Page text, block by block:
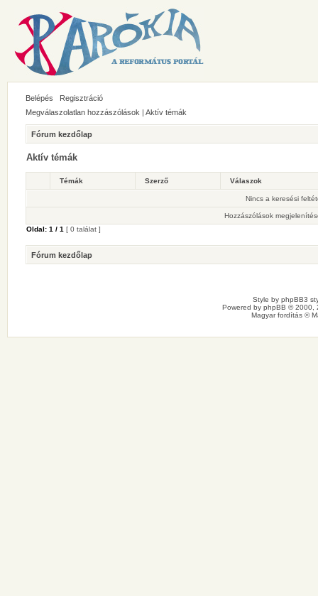
Belépés
Regisztráció
Megválaszolatlan hozzászólások | Aktív témák
Fórum kezdőlap
Aktív témák
Témák Szerző Válaszok
Nincs a keresési
Hozzászólások
Oldal: 1 / 1 [ 0 találat ]
Fórum kezdőlap
Style by phpBB3
Powered by phpBB © 2000,
Magyar fordítás ©